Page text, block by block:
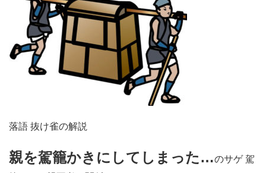
落語 抜け雀の解説
親を駕籠かきにしてしまった…のサゲ 駕